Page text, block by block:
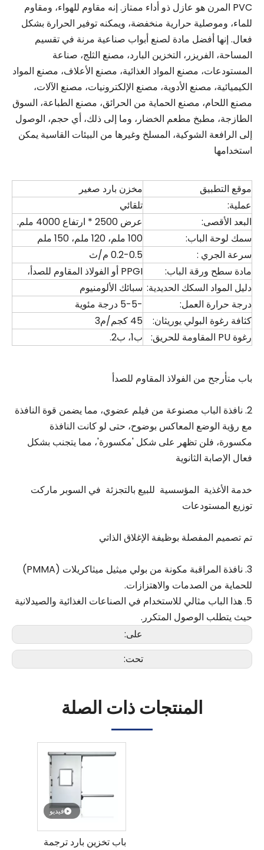
PVC المرن هو عازل ذو أداء ممتاز. إنه مقاوم للهواء، ومقاوم
للماء، وموصلية حرارية منخفضة، ويمكنه توفير الحرارة بشكل
فعال. إنها أفضل مادة لصنع أبواب صناعية مرنة في تقسيم
المساحة، الفريزر، التخزين البارد، مصنع الثلج، صناعة
المستودعات، مصنع المواد الغذائية، مصنع الأعلاف، مصنع المواد
الكيميائية، مصنع الأدوية، مصنع الإلكترونيات، مصنع الآلات،
مصنع اللحام، مصنع الحماية من الحرائق، مصنع الطباعة، السوق
الطازجة، مطبخ مطعم الخضار، وما إلى ذلك، أي حجم، الوصول
إلى الرافعة الشوكية، المسلخ وغيرها من البيئات القاسية يمكن
استخدامها
موقع التطبيق
مخزن بارد صغير
عملية:
تلقائي
البعد الأقصى:
عرض 2500 * ارتفاع 4000 ملم.
سمك لوحة الباب:
100 ملم، 120 ملم، 150 ملم
سرعة الجري :
0.2-0.5 م/ث
مادة سطح ورقة الباب:
PPGI أو الفولاذ المقاوم للصدأ،
دليل المواد السكك الحديدية: سبائك الألومنيوم
درجة حرارة العمل:
-5-5 درجة مئوية
كثافة رغوة البولي يوريثان:
45 كجم/م3
رغوة PU المقاومة للحريق:
ب1، ب2.
باب متأرجح من الفولاذ المقاوم للصدأ
2. نافذة الباب مصنوعة من فيلم عضوي، مما يضمن قوة النافذة
مع رؤية الوضع المعاكس بوضوح، حتى لو كانت النافذة
مكسورة، فلن تظهر على شكل 'مكسورة'، مما يتجنب بشكل
فعال الإصابة الثانوية
خدمة الأغذية المؤسسية للبيع بالتجزئة في السوبر ماركت
توزيع المستودعات
تم تصميم المفصلة بوظيفة الإغلاق الذاتي
3. نافذة المراقبة مكونة من بولي ميثيل ميثاكريلات (PMMA)
للحماية من الصدمات والاهتزازات.
5. هذا الباب مثالي للاستخدام في الصناعات الغذائية والصيدلانية
حيث يتطلب الوصول المتكرر.
على:
تحت:
المنتجات ذات الصلة
فيديو
باب تخزين بارد ترجمة